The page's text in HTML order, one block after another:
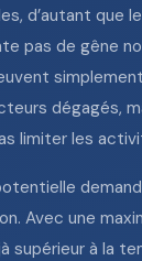
d’autant que
pas de gêne
dégagés,
limiter les
Avec une
supérieur à la